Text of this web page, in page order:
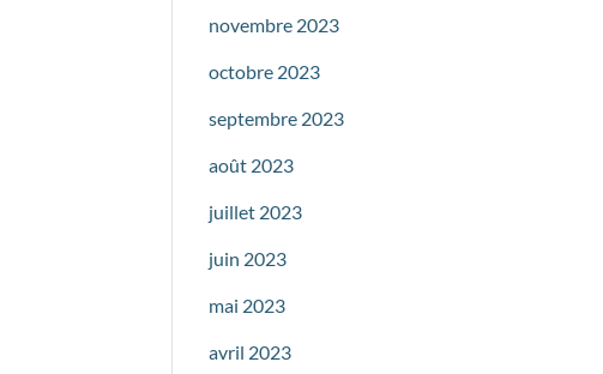
novembre 2023
octobre 2023
septembre 2023
août 2023
juillet 2023
juin 2023
mai 2023
avril 2023